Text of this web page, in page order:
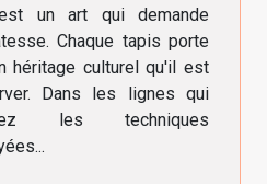
un art qui demande
Chaque tapis porte
héritage culturel qu'il est
Dans les lignes qui
les techniques